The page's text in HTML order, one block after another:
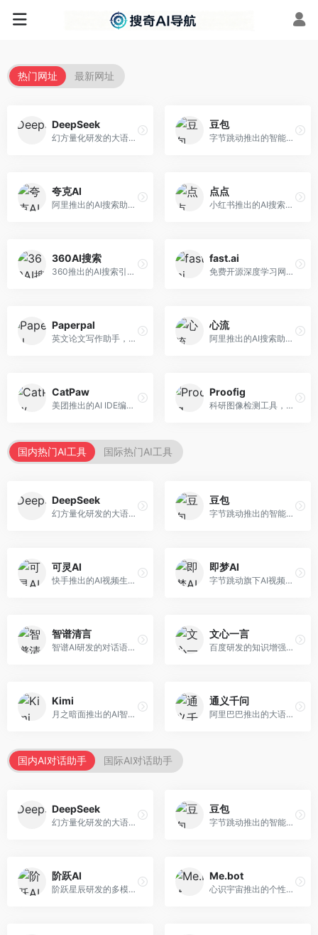
热门网址 最新网址
DeepSeek
幻方量化研发的大语言模型平台，专注于深度推理和代码生成能力。面向开发者、研究人员和技术爱好者，提供强大的逻辑推理和数学计算功能，开源生态完善，API接口友好。
豆包
字节跳动推出的智能对话助手平台，提供文本创作、知识问答、英语学习等多种AI服务。面向普通用户和内容创作者，支持多轮对话和文件解析，免费使用，响应速度快，中文理解能力强。
夸克AI
阿里推出的AI搜索助手，整合搜索与AI功能。面向年轻用户，提供智能搜索、文档处理、学习辅助等服务，与夸克生态深度整合。
点点
小红书推出的AI搜索应用，专注于生活方式内容搜索。面向小红书用户，提供生活攻略、消费决策、内容推荐等服务，生活方式内容丰富。
360AI搜索
360推出的AI搜索引擎，专注于安全智能搜索。面向普通用户，提供智能问答、网页搜索、内容整理等服务，安全防护能力强。
fast.ai
免费开源深度学习网站，专注于实用AI教学。面向开发者，提供免费深度学习课程、实战项目、代码库等资源，学习门槛低。
Paperpal
英文论文写作助手，专注于学术英语润色。面向需要发表国际期刊的研究者，提供语法检查、学术表达优化、格式规范等服务，英语表达地道专业。
心流
阿里推出的AI搜索助手，专注于智能信息获取。面向普通用户，提供智能搜索、内容整理、知识问答等服务，与阿里生态深度整合。
CatPaw
美团推出的AI IDE编程工具，专注于本地开发生态。面向开发者，提供智能代码补全、代码生成、项目管理等服务，本地开发体验好。
Proofig
科研图像检测工具，专注于学术图像完整性验证。面向科研人员，提供图像检测、重复分析、报告生成等服务，学术检测专业。
国内热门AI工具 国际热门AI工具
DeepSeek
幻方量化研发的大语言模型平台，专注于深度推理和代码生成能力。面向开发者、研究人员和技术爱好者，提供强大的逻辑推理和数学计算功能，开源生态完善，API接口友好。
豆包
字节跳动推出的智能对话助手平台，提供文本创作、知识问答、英语学习等多种AI服务。面向普通用户和内容创作者，支持多轮对话和文件解析，免费使用，响应速度快，中文理解能力强。
可灵AI
快手推出的AI视频生成平台，支持文生视频和图生视频，可生成长达2分钟的高质量视频内容。面向短视频创作者和营销人员，操作简便，生成效果逼真，适合商业推广和创意表达。
即梦AI
字节跳动旗下AI视频创作平台，支持多模态内容生成。面向内容创作者和营销人员，提供文生视频、图生视频、智能剪辑等功能，中文理解能力强，创作效率高。
智谱清言
智谱AI研发的对话语言模型，支持中英双语交互。面向中文用户和开发者，提供知识问答、代码编写、文档解读等服务，开源生态完善，学术研究背景深厚。
文心一言
百度研发的知识增强大语言模型，深度融合百度知识图谱和搜索能力。面向中文用户，提供知识问答、文本创作、逻辑推理等服务，中文语境理解准确，知识覆盖面广。
Kimi
月之暗面推出的AI智能助手，核心优势在于超长文本处理能力，支持20万字以上文档分析。面向学术研究者、职场人士和内容创作者，提供文档解读、PPT生成、联网搜索等综合服务。
通义千问
阿里巴巴推出的大语言模型平台，提供对话问答、文档处理、图像理解、代码编写等全方位AI服务。面向企业用户和个人开发者，集成阿里云生态，支持多模态交互，企业级安全保障。
国内AI对话助手 国际AI对话助手
DeepSeek
幻方量化研发的大语言模型平台，专注于深度推理和代码生成能力。面向开发者、研究人员和技术爱好者，提供强大的逻辑推理和数学计算功能，开源生态完善，API接口友好。
豆包
字节跳动推出的智能对话助手平台，提供文本创作、知识问答、英语学习等多种AI服务。面向普通用户和内容创作者，支持多轮对话和文件解析，免费使用，响应速度快，中文理解能力强。
阶跃AI
阶跃星辰研发的多模态大模型平台，支持文本、图像、视频的综合理解与生成。面向创作者和企业客户，提供内容创作、智能分析等服务，多模态能力突出。
Me.bot
心识宇宙推出的个性化AI伴侣，专注于情感交互和个人助理服务。面向个人用户，支持日程管理、情感陪伴、知识问答等功能，交互体验人性化。